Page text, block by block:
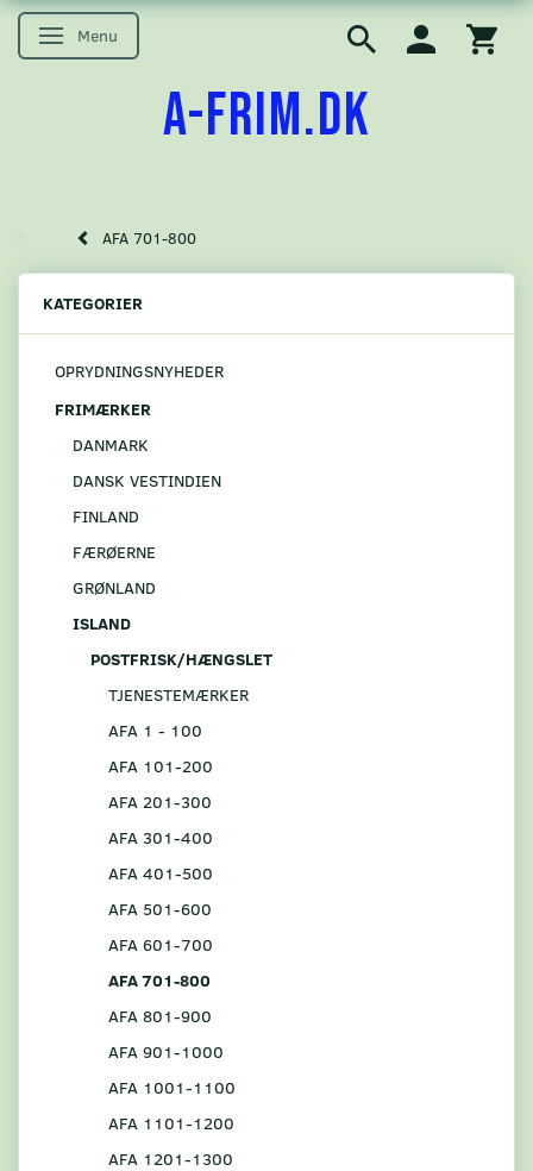
Skifte navigation
Menu
A-FRIM.DK
AFA 701-800
KATEGORIER
OPRYDNINGSNYHEDER
FRIMÆRKER
DANMARK
DANSK VESTINDIEN
FINLAND
FÆRØERNE
GRØNLAND
ISLAND
POSTFRISK/HÆNGSLET
TJENESTEMÆRKER
AFA 1 - 100
AFA 101-200
AFA 201-300
AFA 301-400
AFA 401-500
AFA 501-600
AFA 601-700
AFA 701-800
AFA 801-900
AFA 901-1000
AFA 1001-1100
AFA 1101-1200
AFA 1201-1300